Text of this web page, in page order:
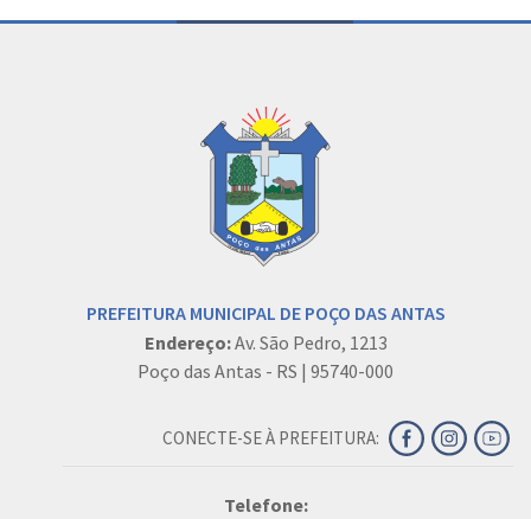
PREFEITURA MUNICIPAL DE POÇO DAS ANTAS
Endereço:Av. São Pedro, 1213
Poço das Antas - RS | 95740-000
CONECTE-SE À PREFEITURA:
Telefone: